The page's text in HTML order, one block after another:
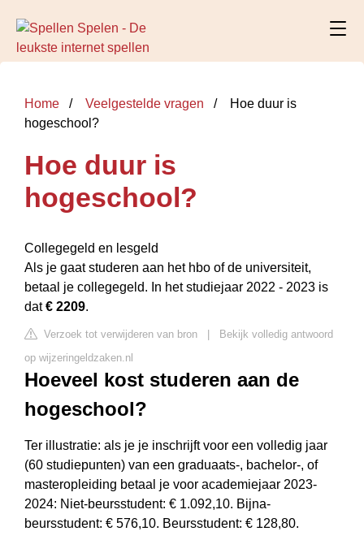
Home Veelgestelde vragen
Hoe duur is
hogeschool?
Hoe duur is
hogeschool?
Collegegeld en lesgeld
Als je gaat studeren aan het hbo of de universiteit,
betaal je collegegeld. In het studiejaar 2022 - 2023 is
dat€ 2209.
Verzoek tot verwijderen van bron
Bekijk volledig antwoord
op wijzeringeldzaken.nl
Hoeveel kost studeren aan de
hogeschool?
Ter illustratie: als je je inschrijft voor een volledig jaar
(60 studiepunten) van een graduaats-, bachelor-, of
masteropleiding betaal je voor academiejaar 2023-
2024: Niet-beursstudent: € 1.092,10. Bijna-
beursstudent: € 576,10. Beursstudent: € 128,80.